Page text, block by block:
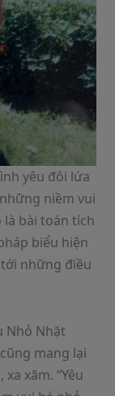
yêu đôi lứa
niềm vui
bài toán tích
biểu hiện
những điều
Nhỏ Nhặt
mang lại
xăm. “Yêu